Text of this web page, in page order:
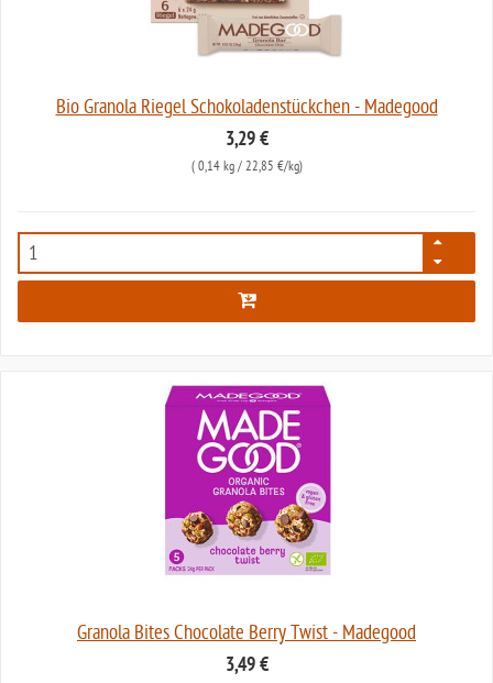
Bio Granola Riegel Schokoladenstückchen - Madegood
3,29 €
( 0,14 kg/ 22,85 €/kg)
7388
Granola Bites Chocolate Berry Twist - Madegood
3,49 €